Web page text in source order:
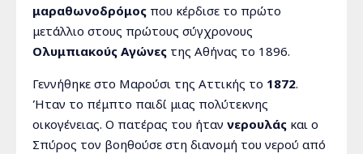
μαραθωνοδρόμος που κέρδισε το πρώτο
μετάλλιο στους πρώτους σύγχρονους
Ολυμπιακούς Αγώνες της Αθήνας το 1896.
Γεννήθηκε στο Μαρούσι της Αττικής το 1872.
Ήταν το πέμπτο παιδί μιας πολύτεκνης
οικογένειας. Ο πατέρας του ήταν νερουλάς και ο
Σπύρος τον βοηθούσε στη διανομή του νερού από